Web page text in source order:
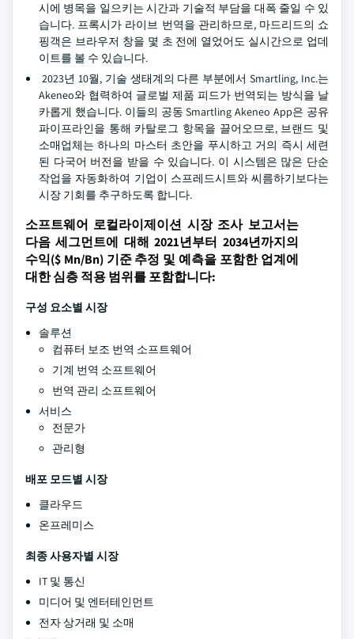
시에 병목을 일으키는 시간과 기술적 부담을 대폭 줄일 수 있
습니다. 프록시가 라이브 번역을 관리하므로, 마드리드의 쇼
핑객은 브라우저 창을 몇 초 전에 열었어도 실시간으로 업데
이트를 볼 수 있습니다.
2023년 10월, 기술 생태계의 다른 부분에서 Smartling, Inc.는
Akeneo와 협력하여 글로벌 제품 피드가 번역되는 방식을 날
카롭게 했습니다. 이들의 공동 Smartling Akeneo App은 공유
파이프라인을 통해 카탈로그 항목을 끌어오므로, 브랜드 및
소매업체는 하나의 마스터 초안을 푸시하고 거의 즉시 세련
된 다국어 버전을 받을 수 있습니다. 이 시스템은 많은 단순
작업을 자동화하여 기업이 스프레드시트와 씨름하기보다는
시장 기회를 추구하도록 합니다.
소프트웨어 로컬라이제이션 시장 조사 보고서는
다음 세그먼트에 대해 2021년부터 2034년까지의
수익($ Mn/Bn) 기준 추정 및 예측을 포함한 업계에
대한 심층 적용 범위를 포함합니다:
구성 요소별 시장
솔루션
컴퓨터 보조 번역 소프트웨어
기계 번역 소프트웨어
번역 관리 소프트웨어
서비스
전문가
관리형
배포 모드별 시장
클라우드
온프레미스
최종 사용자별 시장
IT 및 통신
미디어 및 엔터테인먼트
전자 상거래 및 소매